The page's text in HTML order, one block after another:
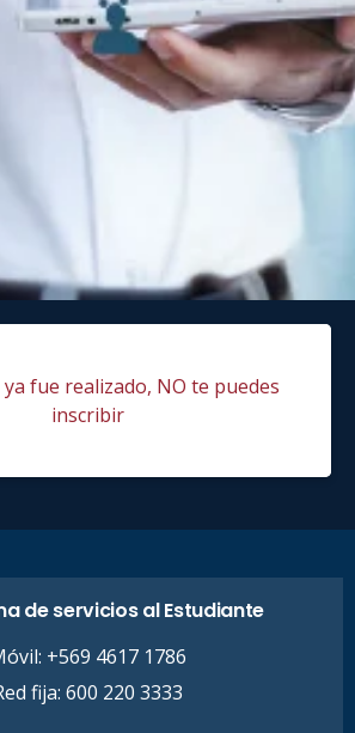
fue realizado, NO te puedes
inscribir